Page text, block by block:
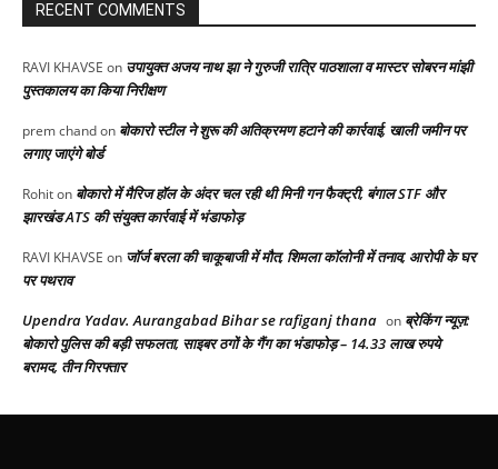
RECENT COMMENTS
RAVI KHAVSE on उपायुक्त अजय नाथ झा ने गुरुजी रात्रि पाठशाला व मास्टर सोबरन मांझी
पुस्तकालय का किया निरीक्षण
prem chandon बोकारो स्टील ने शुरू की अतिक्रमण हटाने की कार्रवाई, खाली जमीन पर
लगाए जाएंगे बोर्ड
Rohiton बोकारो में मैरिज हॉल के अंदर चल रही थी मिनी गन फैक्ट्री, बंगाल STF और
झारखंड ATS की संयुक्त कार्रवाई में भंडाफोड़
RAVI KHAVSE on जॉर्ज बरला की चाकूबाजी में मौत, शिमला कॉलोनी में तनाव, आरोपी के घर
पर पथराव
Upendra Yadav. Aurangabad Bihar se rafiganj thana on ब्रेकिंग न्यूज़:
बोकारो पुलिस की बड़ी सफलता, साइबर ठगों के गैंग का भंडाफोड़ – 14.33 लाख रुपये
बरामद, तीन गिरफ्तार